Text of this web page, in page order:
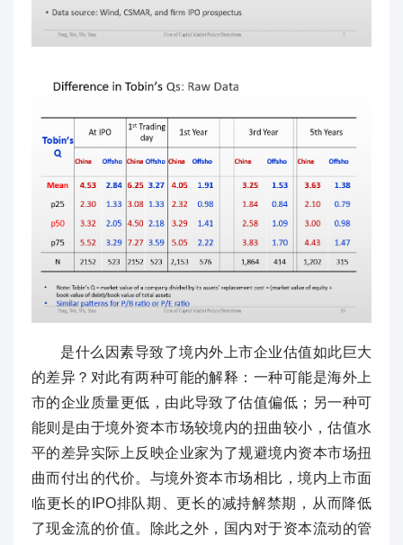
是什么因素导致了境内外上市企业估值如此巨大
的差异？对此有两种可能的解释：一种可能是海外上
市的企业质量更低，由此导致了估值偏低；另一种可
能则是由于境外资本市场较境内的扭曲较小，估值水
平的差异实际上反映企业家为了规避境内资本市场扭
曲而付出的代价。与境外资本市场相比，境内上市面
临更长的IPO排队期、更长的减持解禁期，从而降低
了现金流的价值。除此之外，国内对于资本流动的管